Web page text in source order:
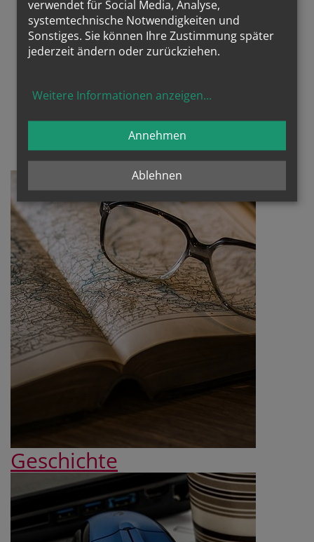
Geschichte
verwendet für Social Media, Analyse,
systemtechnische Notwendigkeiten und
Sonstiges. Sie können Ihre Zustimmung später
jederzeit ändern oder zurückziehen.
Weitere Informationen anzeigen...
Ablehnen
Annehmen